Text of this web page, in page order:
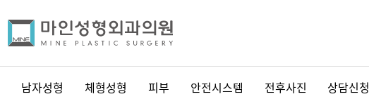
남자성형 체형성형 피부 안전시스템 전후사진 상담신청